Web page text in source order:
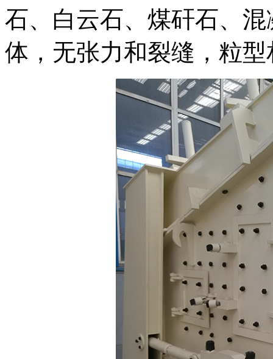
石、白云石、煤矸石、
体，无张力和裂缝，粒